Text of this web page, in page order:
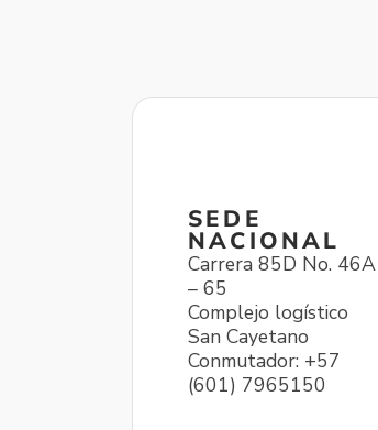
SEDE
NACIONAL
Carrera 85D No. 46A
– 65
Complejo logístico
San Cayetano
Conmutador: +57
(601) 7965150